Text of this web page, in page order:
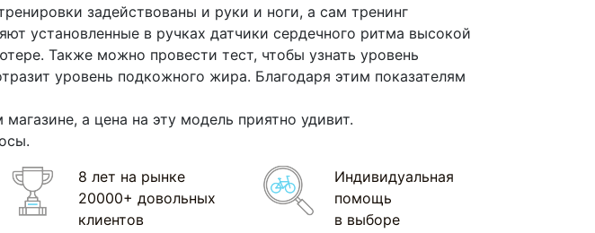
задействованы и руки и ноги, а сам тренинг
установленные в ручках датчики сердечного ритма высокой
Также можно провести тест, чтобы узнать уровень
уровень подкожного жира. Благодаря этим показателям
а цена на эту модель приятно удивит.
8 лет на рынке
20000+ довольных
клиентов
Индивидуальная
помощь
в выборе